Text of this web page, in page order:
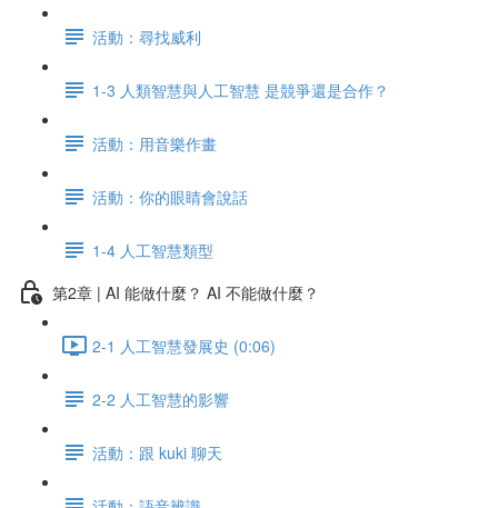
活動：尋找威利
1-3 人類智慧與人工智慧 是競爭還是合作？
活動：用音樂作畫
活動：你的眼睛會說話
1-4 人工智慧類型
第2章 | AI 能做什麼？ AI 不能做什麼？
2-1 人工智慧發展史 (0:06)
2-2 人工智慧的影響
活動：跟 kuki 聊天